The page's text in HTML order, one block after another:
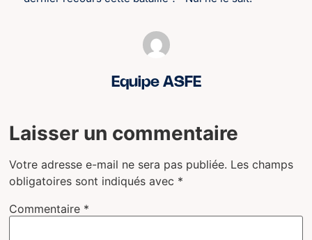
Equipe ASFE
Laisser un commentaire
Votre adresse e-mail ne sera pas publiée. Les champs
obligatoires sont indiqués avec *
Commentaire *